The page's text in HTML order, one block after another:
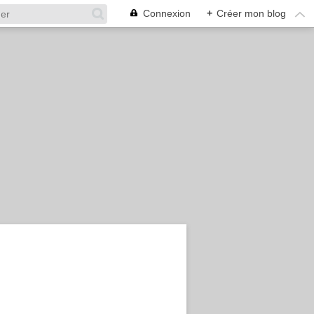
Connexion + Créer mon blog